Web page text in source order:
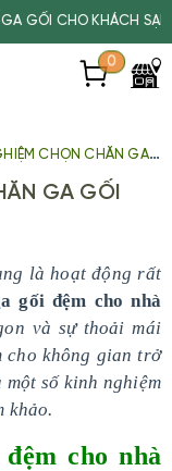
KHÁCH SẠN, SPA,
0
GA GỐI NỆM CHO NHÀ NGHỈ MỚI MỞ
GA GỐI
là hoạt động rất
gối đệm cho nhà
và sự thoải mái
cho không gian trở
số kinh nghiệm
khảo.
cho nhà